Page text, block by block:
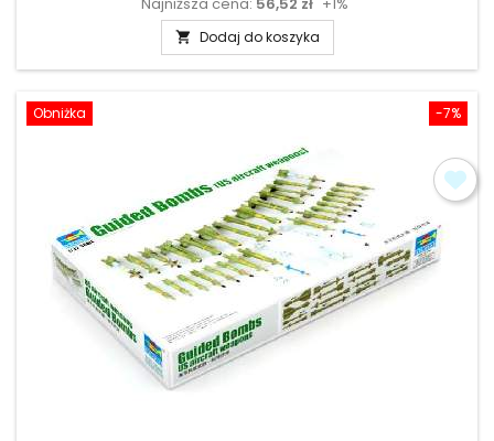
podstawowa
 Dodaj do koszyka
-7%
Obniżka